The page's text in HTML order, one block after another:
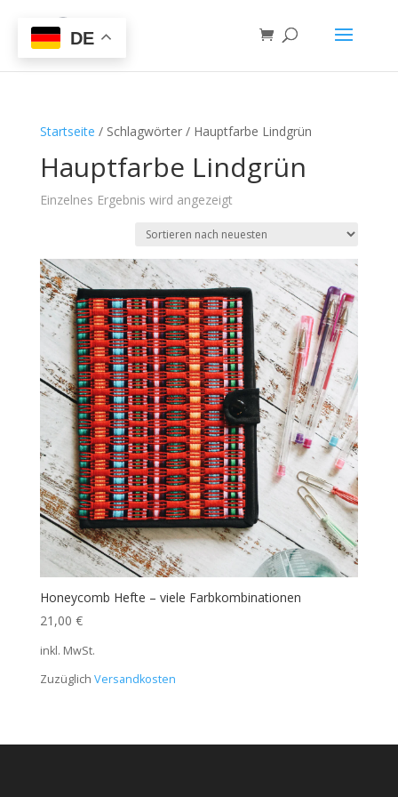
Startseite / Schlagwörter / Hauptfarbe Lindgrün
Hauptfarbe Lindgrün
Einzelnes Ergebnis wird angezeigt
Honeycomb Hefte – viele Farbkombinationen
21,00 €
inkl. MwSt.
Zuzüglich Versandkosten
DE